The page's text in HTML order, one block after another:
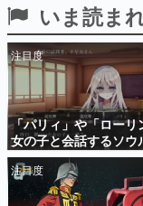
ピック
電ファミのいま読ま
アプリセール情報
インタビュー
連載・特
いま読ま
注目度
「パリィ」や「ローリ
女の子と会話するソウ
恋愛ゲーム『小早川さ
ルライク』無料公開。
敗すると「YOU DIED
注目度